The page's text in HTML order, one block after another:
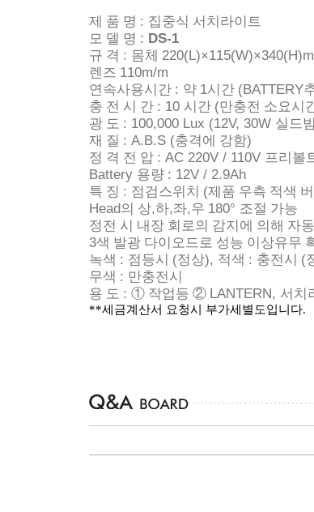
제 품 명 : 집중식 서치라이트
모 델 명 : DS-1
규 격 : 몸체
렌즈 110m/m
연속사용시간 : 약 1시간 (BATTERY
충 전 시 간 : 10 시간 (만충전 소요시
광 도 : 100,000 Lux (12V, 30W 실드
재 질 : A.B.S (충격에 강함)
정 격 전 압 : AC 220V / 110V 프리볼
Battery 용량 : 12V / 2.9Ah
특 징 : 점검스위치 (제품 우측 적색
Head의 상,하,좌,우 180° 조절 가능
정전 시 내장 회로의 감지에 의해 자
3색 발광 다이오드로 성능 이상유무
녹색 : 점등시 (정상), 적색 : 충전시 (
무색 : 만충전시
용 도 : ① 작업등 ② LANTERN, 서치
**세금계산서 요청시 부가세별도입니다.